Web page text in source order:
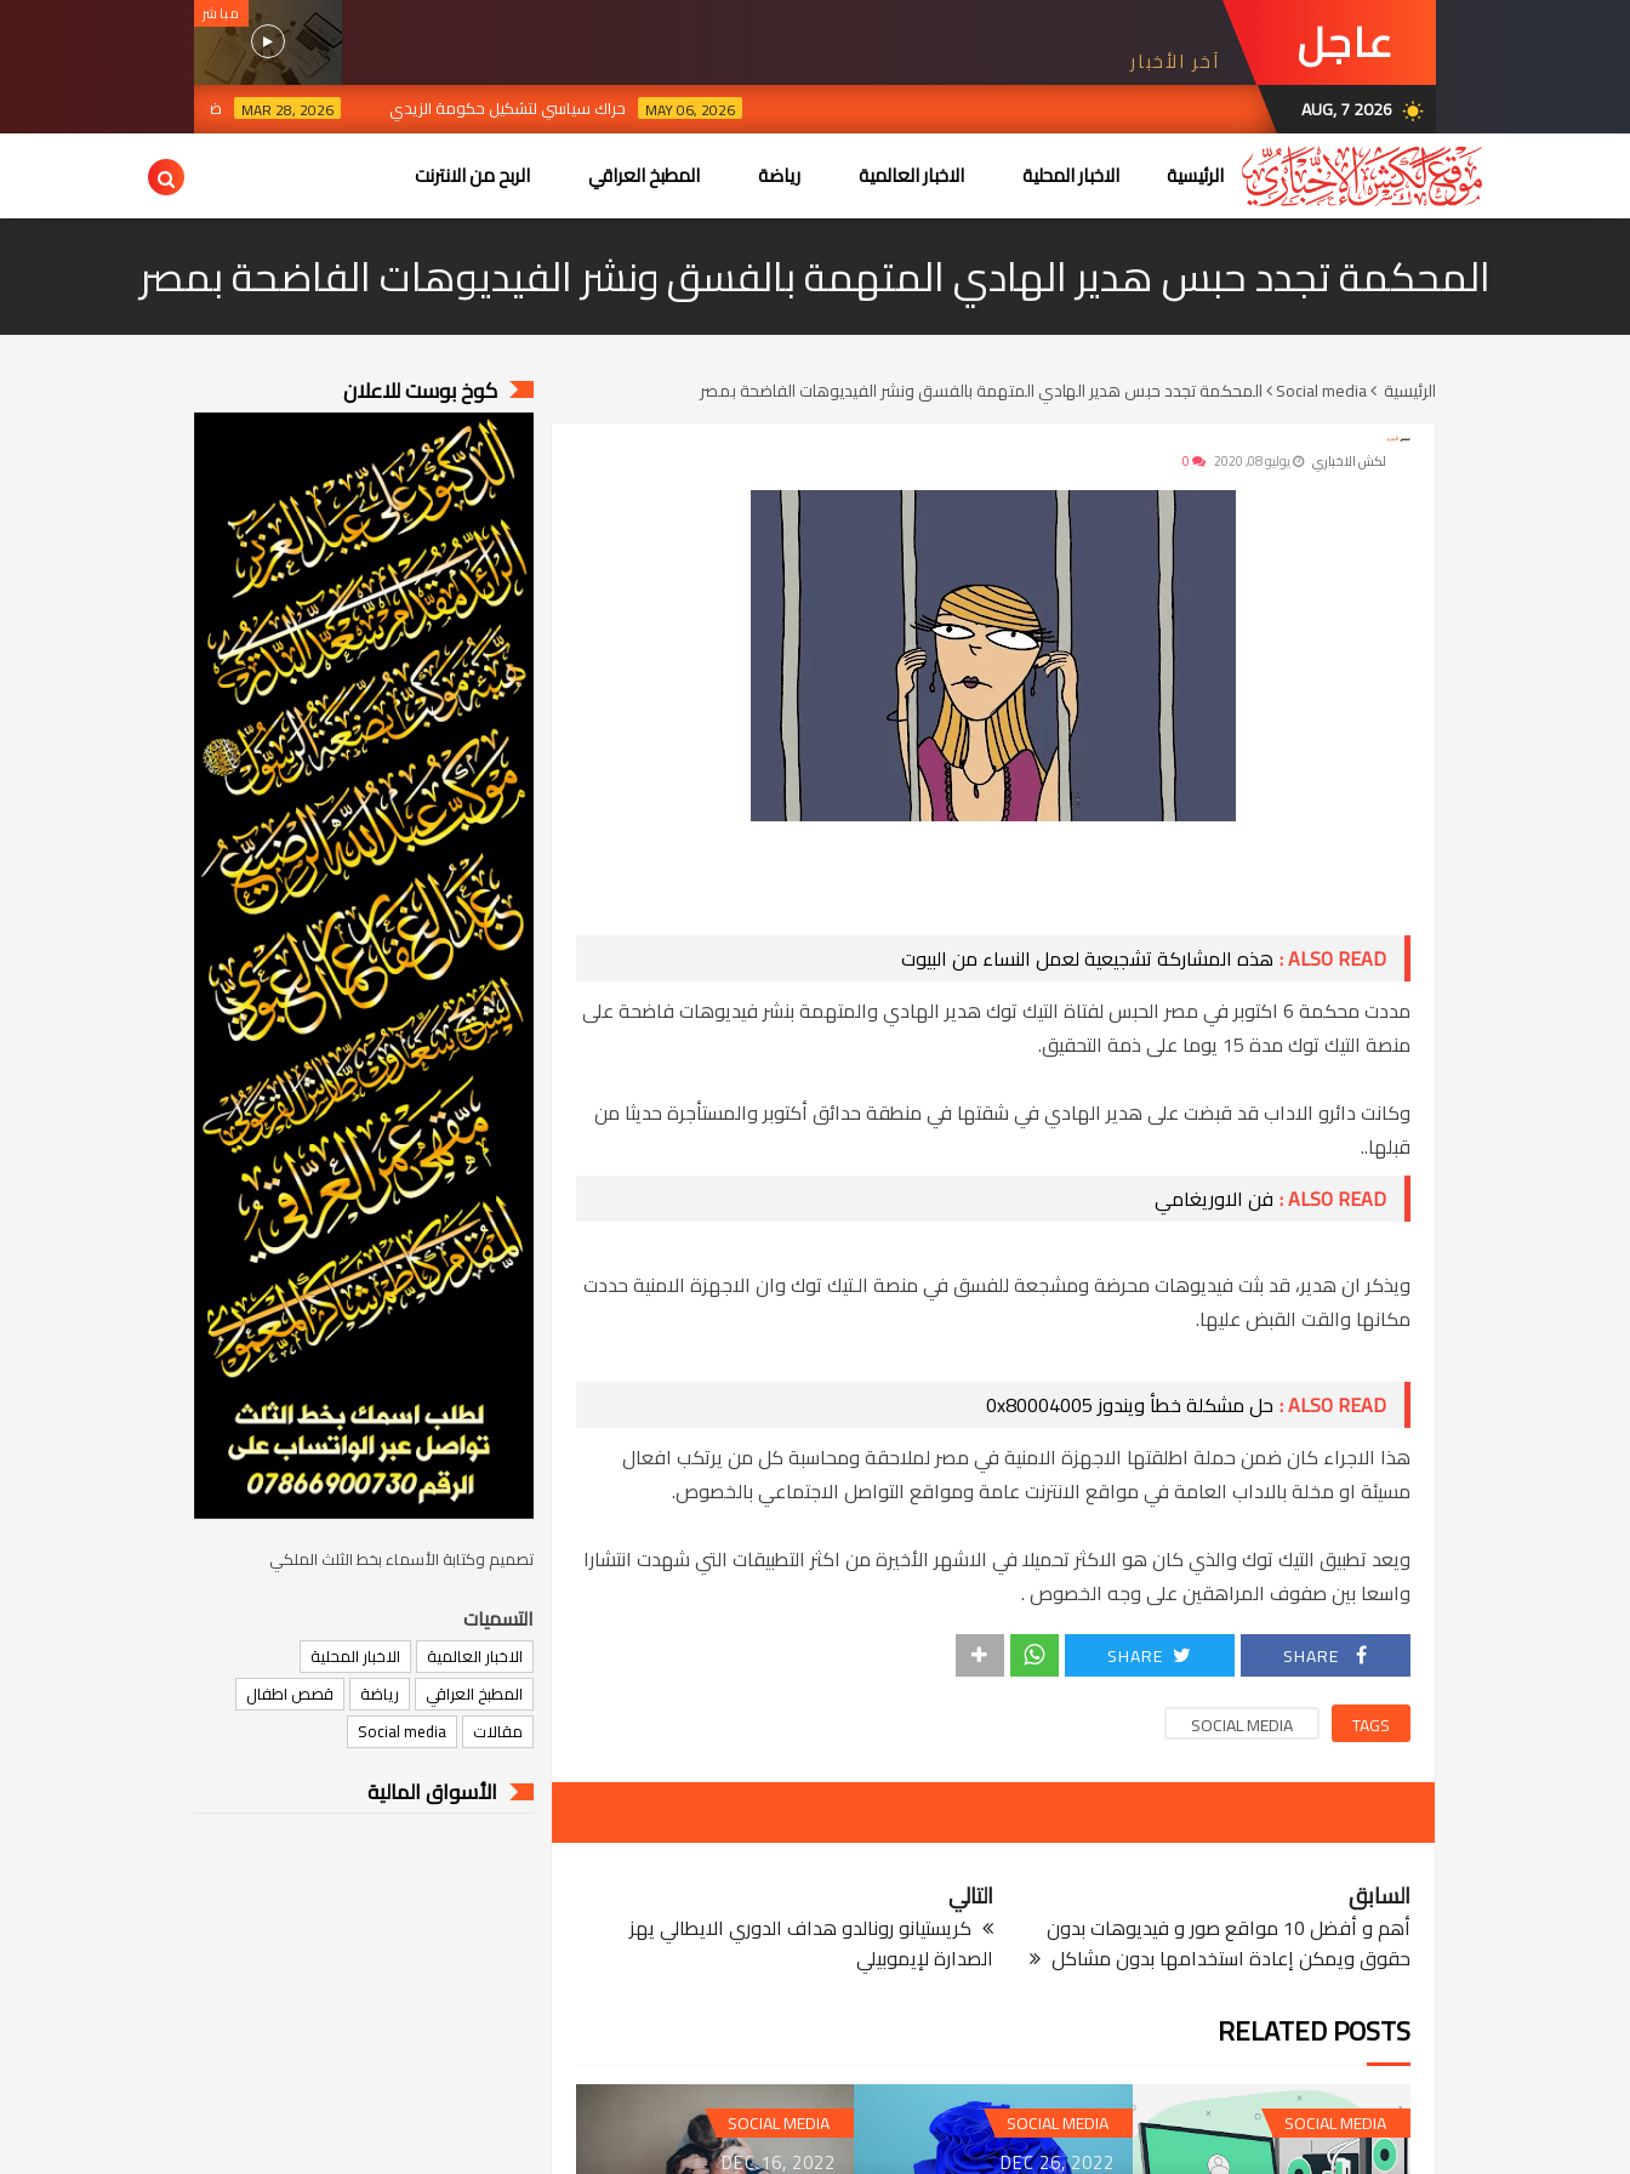
عاجل آخر الأخبار
مباشر
wb_sunny
AUG, 7 2026 حراك سياسي لتشكيل حكومة الزيدي MAR 28, 2026 ضربات جوية في نينوى وكركوك توقع قتلى وجرحى
الرئيسية الاخبار المحلية الاخبار العالمية رياضة المطبخ العراقي الربح من الانترنت
المحكمة تجدد حبس هدير الهادي المتهمة بالفسق ونشر الفيديوهات الفاضحة بمصر
الرئيسية Social media المحكمة تجدد حبس هدير الهادي المتهمة بالفسق ونشر الفيديوهات الفاضحة بمصر
لكش الاخباري يوليو 08, 2020
ALSO READ : هذه المشاركة تشجيعية لعمل النساء من البيوت
مددت محكمة 6 اكتوبر في مصر الحبس لفتاة التيك توك هدير الهادي والمتهمة بنشر فيديوهات فاضحة على
منصة التيك توك مدة 15 يوما على ذمة التحقيق.
وكانت دائرو الاداب قد قبضت على هدير الهادي في شقتها في منطقة حدائق أكتوبر والمستأجرة حديثا من
قبلها..
ALSO READ : فن الاوريغامي
ويذكر ان هدير، قد بثت فيديوهات محرضة ومشجعة للفسق في منصة الـتيك توك وان الاجهزة الامنية حددت
مكانها والقت القبض عليها.
ALSO READ : حل مشكلة خطأ ويندوز 0x80004005
هذا الاجراء كان ضمن حملة اطلقتها الاجهزة الامنية في مصر لملاحقة ومحاسبة كل من يرتكب افعال
مسيئة او مخلة بالاداب العامة في مواقع الانترنت عامة ومواقع التواصل الاجتماعي بالخصوص.
ويعد تطبيق التيك توك والذي كان هو الاكثر تحميلا في الاشهر الأخيرة من اكثر التطبيقات التي شهدت انتشارا
واسعا بين صفوف المراهقين على وجه الخصوص .
SHARE
SHARE
TAGS
SOCIAL MEDIA
التالي
كريستيانو رونالدو هداف الدوري الايطالي يهز
الصدارة لإيموبيلي
السابق
أهم و أفضل 10 مواقع صور و فيديوهات بدون
حقوق ويمكن إعادة استخدامها بدون مشاكل
RELATED POSTS
SOCIAL MEDIA
SOCIAL MEDIA
DEC 26, 2022
SOCIAL MEDIA
DEC 16, 2022
كوخ بوست للاعلان
تصميم وكتابة الأسماء بخط الثلث الملكي
التسميات
الاخبار العالمية
الاخبار المحلية
المطبخ العراقي
رياضة
قصص اطفال
مقالات
Social media
الأسواق المالية